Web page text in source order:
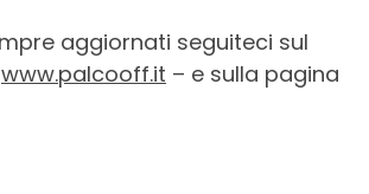
aggiornati seguiteci sul
www.palcooff.it – e sulla pagina